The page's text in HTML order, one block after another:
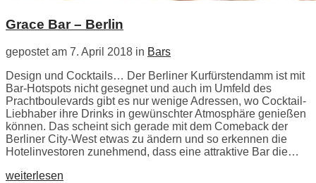
Grace Bar – Berlin
gepostet am 7. April 2018 in Bars
Design und Cocktails… Der Berliner Kurfürstendamm ist mit
Bar-Hotspots nicht gesegnet und auch im Umfeld des
Prachtboulevards gibt es nur wenige Adressen, wo Cocktail-
Liebhaber ihre Drinks in gewünschter Atmosphäre genießen
können. Das scheint sich gerade mit dem Comeback der
Berliner City-West etwas zu ändern und so erkennen die
Hotelinvestoren zunehmend, dass eine attraktive Bar die…
weiterlesen